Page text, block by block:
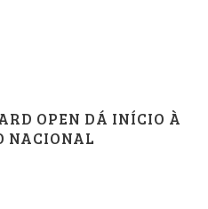
OPEN DÁ INÍCIO À
NACIONAL